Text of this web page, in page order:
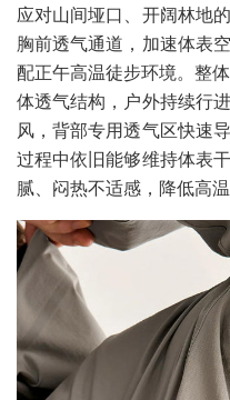
应对山间垭口、开阔林地
胸前透气通道，加速体表
配正午高温徒步环境。整
体透气结构，户外持续行
风，背部专用透气区快速
过程中依旧能够维持体表
腻、闷热不适感，降低高